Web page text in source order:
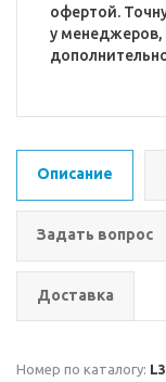
офертой.
у менеджеров,
Описание
Задать вопрос
Доставка
Номер по каталогу: